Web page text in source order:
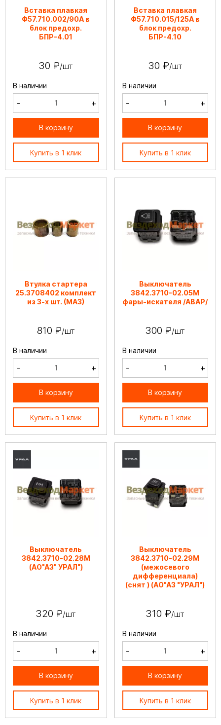
Вставка плавкая
Ф57.710.002/90А в
блок предохр.
БПР-4.01
30 ₽/шт
В наличии
- +
В корзину
Купить в 1 клик
Вставка плавкая
Ф57.710.015/125А в
блок предохр.
БПР-4.10
30 ₽/шт
В наличии
- +
В корзину
Купить в 1 клик
Втулка стартера
25.3708402 комплект
из 3-х шт. (МАЗ)
810 ₽/шт
В наличии
- +
В корзину
Купить в 1 клик
Выключатель
3842.3710-02.05М
фары-искателя /АВАР/
300 ₽/шт
В наличии
- +
В корзину
Купить в 1 клик
Выключатель
3842.3710-02.28М
(АО"АЗ" УРАЛ")
320 ₽/шт
В наличии
- +
В корзину
Купить в 1 клик
Выключатель
3842.3710-02.29М
(межосевого
дифференциала)
(снят ) (АО"АЗ "УРАЛ")
310 ₽/шт
В наличии
- +
В корзину
Купить в 1 клик